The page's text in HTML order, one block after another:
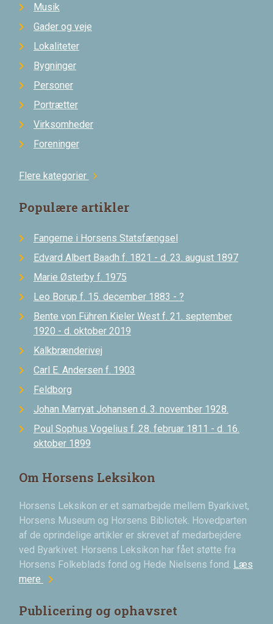
Musik
Gader og veje
Lokaliteter
Bygninger
Personer
Portrætter
Virksomheder
Foreninger
Flere kategorier chevron_right
Populære artikler
Fangerne i Horsens Statsfængsel
Edvard Albert Baadh f. 1821 - d. 23. august 1897
Marie Østerby f. 1975
Leo Borup f. 15. december 1883 - ?
Bente von Führen Kieler West f. 21. september
1920 - d. oktober 2019
Kalkbrænderivej
Carl E. Andersen f. 1903
Feldborg
Johan Marryat Johansen d. 3. november 1928.
Poul Sophus Vogelius f. 28. februar 1811 - d. 16.
oktober 1899
Om Horsens Leksikon
Horsens Leksikon er et samarbejde mellem Byarkivet,
Horsens Museum og Horsens Bibliotek. Hovedparten
af de oprindelige artikler er skrevet af medarbejdere
ved Byarkivet. Horsens Leksikon har fået støtte fra
Horsens Folkeblads fond og Hede Nielsens fond. Læs
mere chevron_right
Publicering og ophavsret